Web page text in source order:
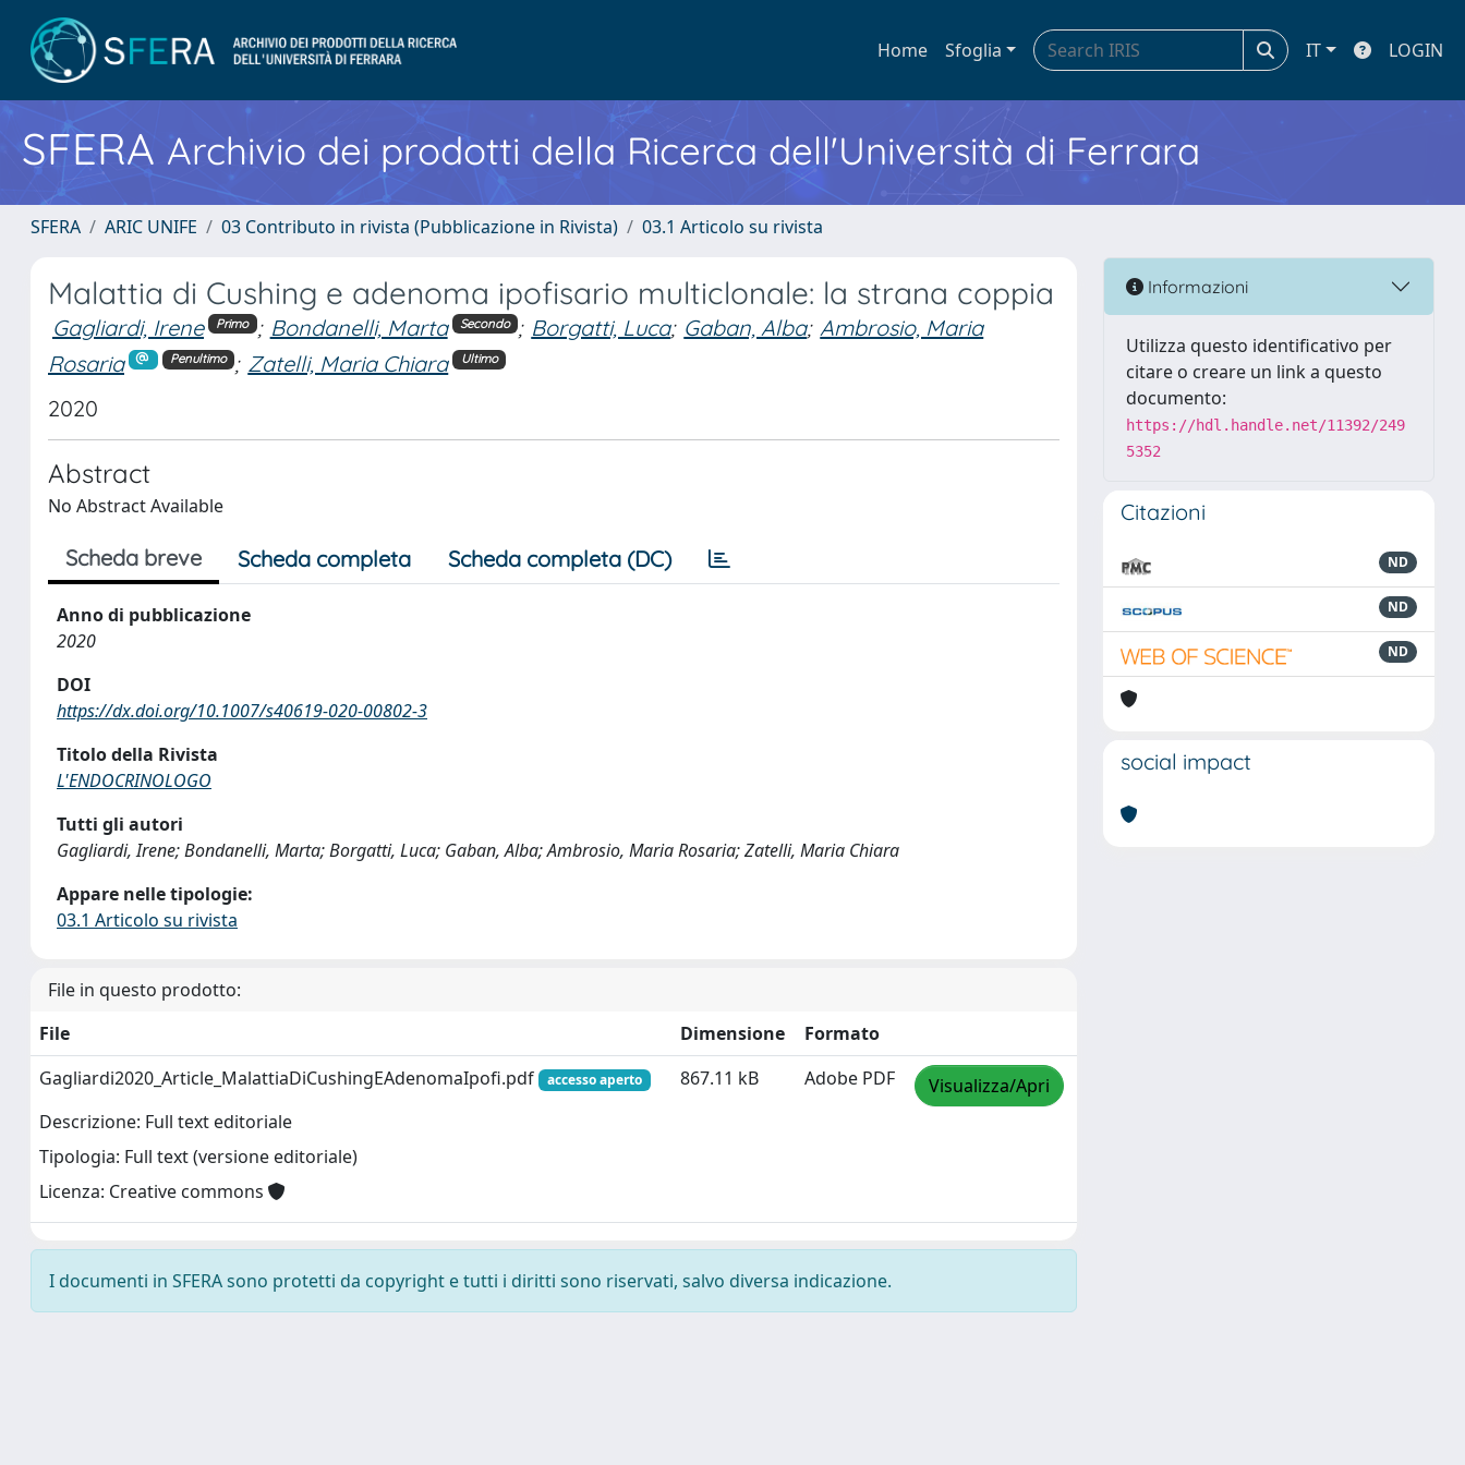
Home Sfoglia IT LOGIN
SFERA Archivio dei prodotti della Ricerca dell'Università di Ferrara
SFERA ARIC UNIFE 03 Contributo in rivista (Pubblicazione in Rivista) 03.1 Articolo su rivista
Malattia di Cushing e adenoma ipofisario multiclonale: la strana coppia
Gagliardi, Irene Primo ; Bondanelli, Marta Secondo ; Borgatti, Luca; Gaban, Alba; Ambrosio, Maria
Rosaria
Penultimo ; Zatelli, Maria Chiara Ultimo
2020
Abstract
No Abstract Available
Scheda breve Scheda completa Scheda completa (DC)
Anno di pubblicazione
2020
DOI
https://dx.doi.org/10.1007/s40619-020-00802-3
Titolo della Rivista
L'ENDOCRINOLOGO
Tutti gli autori
Gagliardi, Irene; Bondanelli, Marta; Borgatti, Luca; Gaban, Alba; Ambrosio, Maria Rosaria; Zatelli, Maria Chiara
Appare nelle tipologie:
03.1 Articolo su rivista
File in questo prodotto:
File
Dimensione
Formato
Gagliardi2020_Article_MalattiaDiCushingEAdenomaIpofi.pdf
accesso aperto
Descrizione: Full text editoriale
Tipologia: Full text (versione editoriale)
Licenza: Creative commons
867.11 kB Adobe PDF Visualizza/Apri
I documenti in SFERA sono protetti da copyright e tutti i diritti sono riservati, salvo diversa indicazione.
Informazioni
Utilizza questo identificativo per
citare o creare un link a questo
documento:
https://hdl.handle.net/11392/249
5352
Citazioni
ND
ND
ND
social impact